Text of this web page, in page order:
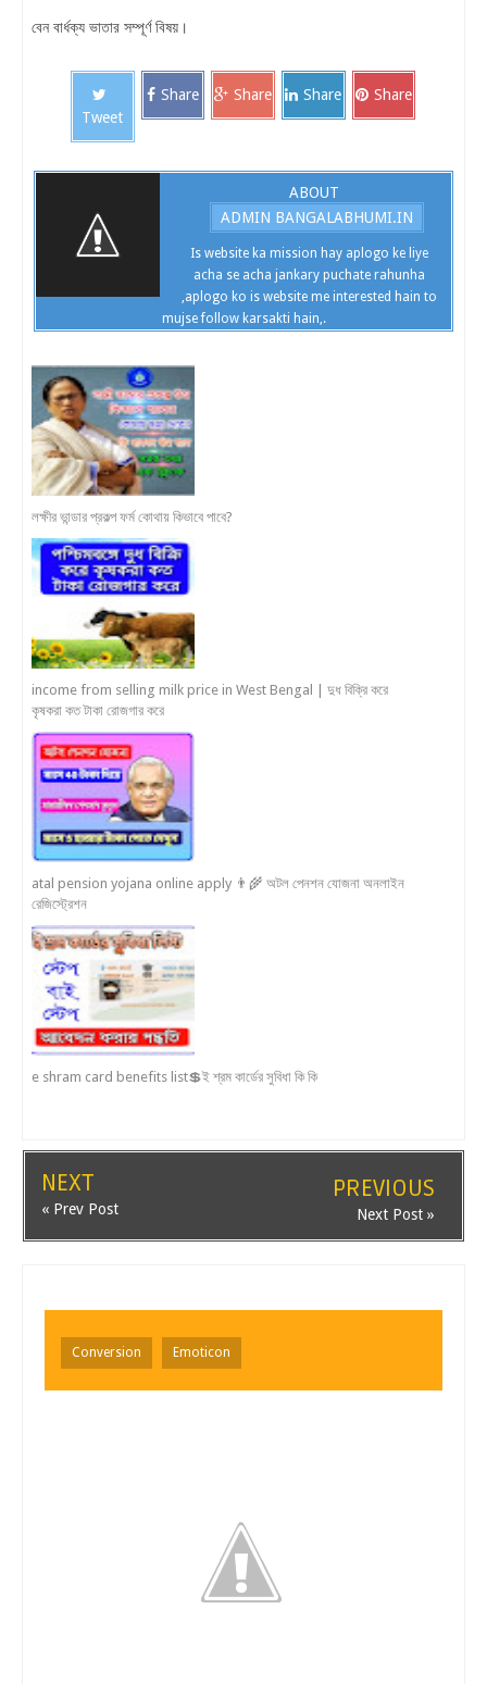
বেন বার্ধক্য ভাতার সম্পূর্ণ বিষয়।
Tweet
Share Share Share Share
ABOUT
ADMIN BANGALABHUMI.IN
Is website ka mission hay aplogo ke liye
acha se acha jankary puchate rahunha
,aplogo ko is website me interested hain to
mujse follow karsakti hain,.
লক্ষীর ভান্ডার প্রকল্প ফর্ম কোথায় কিভাবে পাবে?
income from selling milk price in West Bengal | দুধ বিক্রি করে
কৃষকরা কত টাকা রোজগার করে
atal pension yojana online apply 👨‍🌾 অটল পেনশন যোজনা অনলাইন
রেজিস্ট্রেশন
e shram card benefits list💲ই শ্রম কার্ডের সুবিধা কি কি
NEXT
« Prev Post
PREVIOUS
Next Post »
Conversion Emoticon